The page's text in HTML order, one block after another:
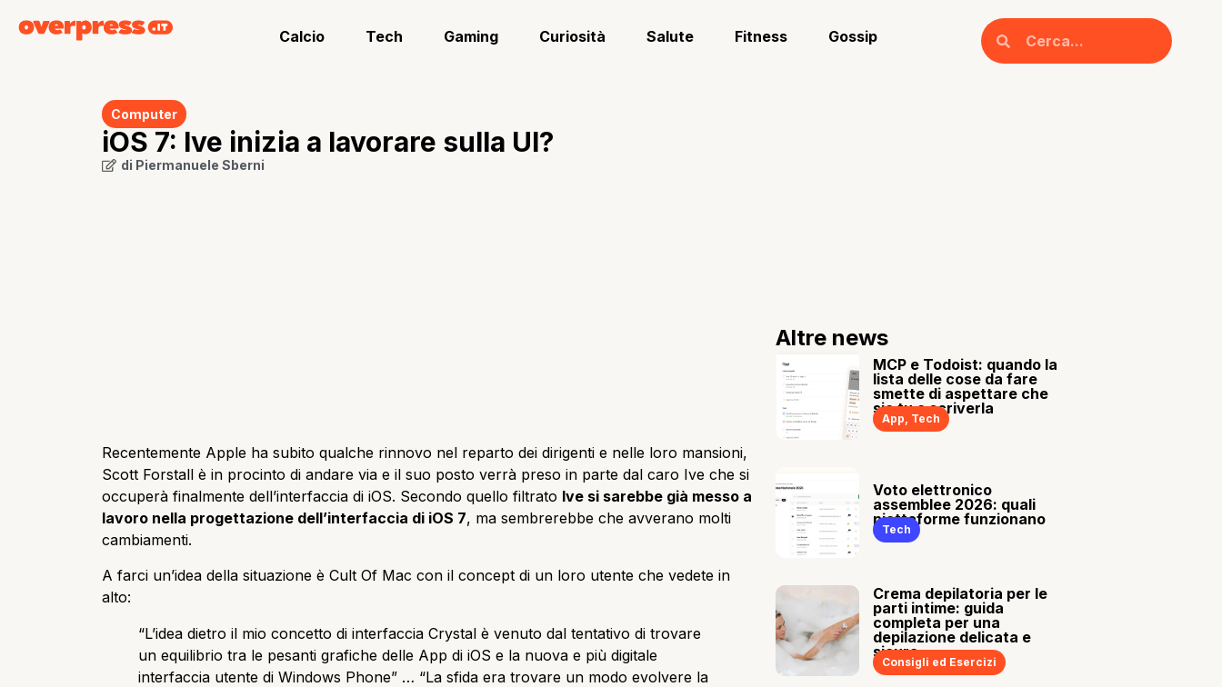
Calcio Tech Gaming Curiosità Salute Fitness Gossip
Computer
iOS 7: Ive inizia a lavorare sulla UI?
di Piermanuele Sberni
Recentemente Apple ha subito qualche rinnovo nel reparto dei dirigenti e nelle loro mansioni,
Scott Forstall è in procinto di andare via e il suo posto verrà preso in parte dal caro Ive che si
occuperà finalmente dell’interfaccia di iOS. Secondo quello filtrato Ive si sarebbe già messo a
lavoro nella progettazione dell’interfaccia di iOS 7, ma sembrerebbe che avverano molti
cambiamenti.
A farci un’idea della situazione è Cult Of Mac con il concept di un loro utente che vedete in
alto:
“L’idea dietro il mio concetto di interfaccia Crystal è venuto dal tentativo di trovare
un equilibrio tra le pesanti grafiche delle App di iOS e la nuova e più digitale
interfaccia utente di Windows Phone” … “La sfida era trovare un modo evolvere la
Altre news
MCP e Todoist: quando la
lista delle cose da fare
smette di aspettare che
sia tu a scriverla
App, Tech
Voto elettronico
assemblee 2026: quali
piattaforme funzionano
Tech
Crema depilatoria per le
parti intime: guida
completa per una
depilazione delicata e
sicura
Consigli ed Esercizi